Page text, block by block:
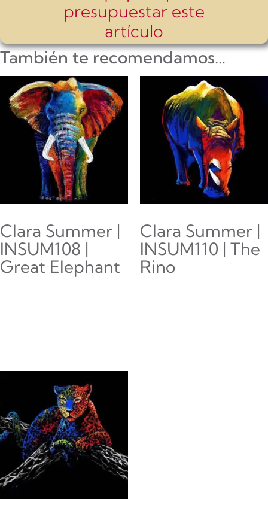
presupuestar este
artículo
También te recomendamos…
Clara Summer |
INSUM108 |
Great Elephant
Clara Summer |
INSUM110 | The
Rino